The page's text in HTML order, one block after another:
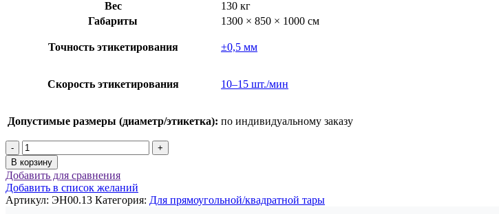
Вес
130 кг
Габариты
1300 × 850 × 1000 см
Точность этикетирования ±0,5 мм
Скорость этикетирования 10–15 шт./мин
Допустимые размеры (диаметр/этикетка): по индивидуальному заказу
Количество
товара
Этикетировщик
для
одновременной
маркировки
В корзину
Добавить для сравнения
Добавить в список желаний
Артикул: ЭН00.13 Категория: Для прямоугoльной/квадратной тары